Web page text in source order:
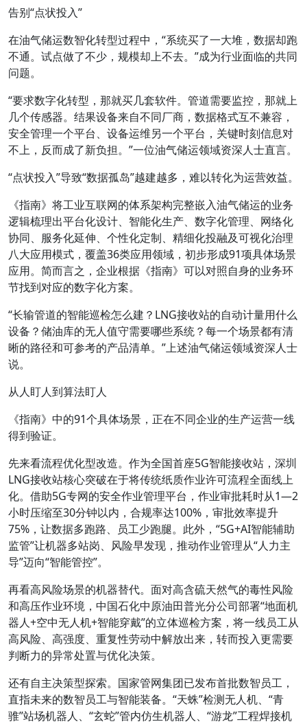
告别“点状投入”
在油气储运数智化转型过程中，“系统买了一大堆，数据却跑
不通。试点做了不少，规模却上不去。”成为行业面临的共同
问题。
“要求数字化转型，那就买几套软件。管道需要监控，那就上
几个传感器。结果设备来自不同厂商，数据格式互不兼容，
安全管理一个平台、设备运维另一个平台，关键时刻信息对
不上，反而成了新负担。”一位油气储运领域资深人士直言。
“点状投入”导致“数据孤岛”越建越多，难以转化为运营效益。
《指南》将工业互联网的体系架构完整嵌入油气储运的业务
逻辑梳理出平台化设计、智能化生产、数字化管理、网络化
协同、服务化延伸、个性化定制、精细化投融及可视化治理
八大应用模式，覆盖36类应用领域，初步形成91项具体场景
应用。简而言之，企业根据《指南》可以对照自身的业务环
节找到对应的数字化方案。
“长输管道的智能巡检怎么建？LNG接收站的自动计量用什么
设备？储油库的无人值守需要哪些系统？每一个场景都有清
晰的路径和可参考的产品清单。”上述油气储运领域资深人士
说。
从人盯人到算法盯人
《指南》中的91个具体场景，正在不同企业的生产运营一线
得到验证。
先来看流程优化型改造。作为全国首座5G智能接收站，深圳
LNG接收站核心突破在于将传统纸质作业许可流程全面线上
化。借助5G专网的安全作业管理平台，作业审批耗时从1—2
小时压缩至30分钟以内，合规率达100%，审批效率提升
75%，让数据多跑路、员工少跑腿。此外，“5G+AI智能辅助
监管”让机器多站岗、风险早发现，推动作业管理从“人力主
导”迈向“智能管控”。
再看高风险场景的机器替代。面对高含硫天然气的毒性风险
和高压作业环境，中国石化中原油田普光分公司部署“地面机
器人+空中无人机+智能穿戴”的立体巡检方案，将一线员工从
高风险、高强度、重复性劳动中解放出来，转而投入更需要
判断力的异常处置与优化决策。
还有自主决策型探索。国家管网集团已发布首批数智员工，
直指未来的数智员工与智能装备。“天蛛”检测无人机、“青
骓”站场机器人、“玄蛇”管内仿生机器人、“游龙”工程焊接机